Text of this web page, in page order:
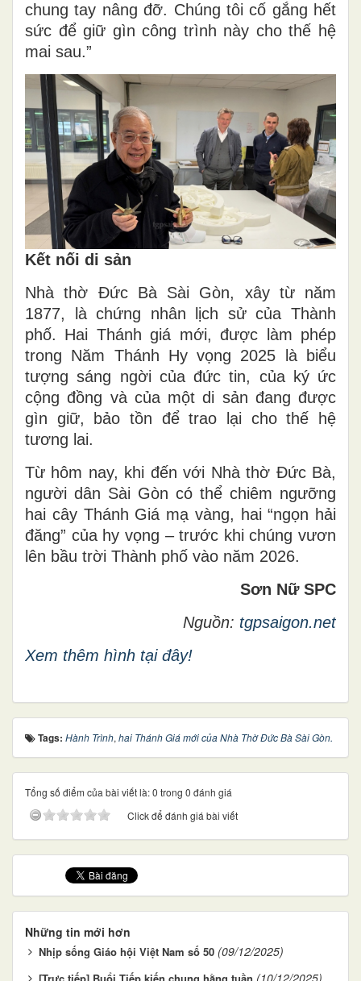
chung tay nâng đỡ. Chúng tôi cố gắng hết
sức để giữ gìn công trình này cho thế hệ
mai sau.”
Kết nối di sản
Nhà thờ Đức Bà Sài Gòn, xây từ năm
1877, là chứng nhân lịch sử của Thành
phố. Hai Thánh giá mới, được làm phép
trong Năm Thánh Hy vọng 2025 là biểu
tượng sáng ngời của đức tin, của ký ức
cộng đồng và của một di sản đang được
gìn giữ, bảo tồn để trao lại cho thế hệ
tương lai.
Từ hôm nay, khi đến với Nhà thờ Đức Bà,
người dân Sài Gòn có thể chiêm ngưỡng
hai cây Thánh Giá mạ vàng, hai “ngọn hải
đăng” của hy vọng – trước khi chúng vươn
lên bầu trời Thành phố vào năm 2026.
Sơn Nữ SPC
Nguồn: tgpsaigon.net
Xem thêm hình tại đây!
Tags: Hành Trình, hai Thánh Giá mới của Nhà Thờ Đức Bà Sài Gòn.
Tổng số điểm của bài viết là: 0 trong 0 đánh giá
Click để đánh giá bài viết
Những tin mới hơn
Nhịp sống Giáo hội Việt Nam số 50 (09/12/2025)